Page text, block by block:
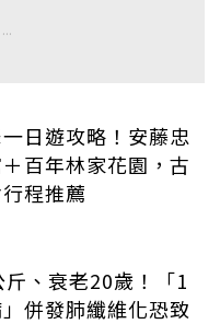
日遊攻略！安藤忠
百年林家花園，古
程推薦
、衰老20歲！「1
併發肺纖維化恐致